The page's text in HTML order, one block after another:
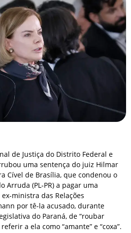
de Justiça do Distrito Federal e
uma sentença do juiz Hilmar
Cível de Brasília, que condenou o
Arruda (PL-PR) a pagar uma
ministra das Relações
por tê-la acusado, durante
do Paraná, de “roubar
a ela como “amante” e “coxa”.